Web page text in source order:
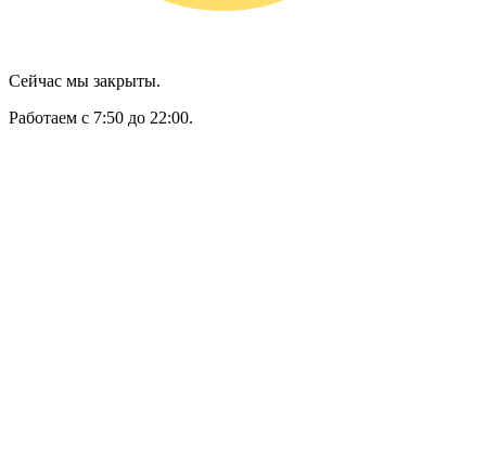
Сейчас мы закрыты.
Работаем с 7:50 до 22:00.